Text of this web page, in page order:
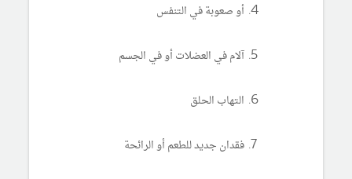
أو صعوبة في التنفس
آلام في العضلات أو في الجسم
التهاب الحلق
فقدان جديد للطعم أو الرائحة